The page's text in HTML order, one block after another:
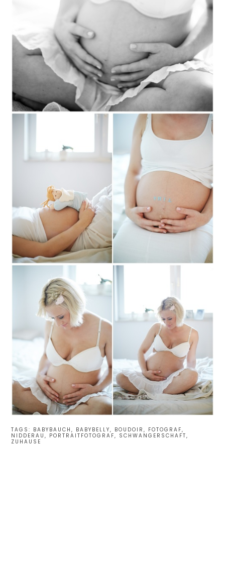
TAGS: BABYBAUCH, BABYBELLY, BOUDOIR, FOTOGRAF,
NIDDERAU, PORTRAITFOTOGRAF, SCHWANGERSCHAFT,
ZUHAUSE